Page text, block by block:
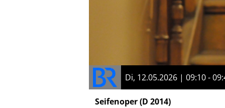
Di, 12.05.2026 | 09:10 -
Seifenoper(D 2014)